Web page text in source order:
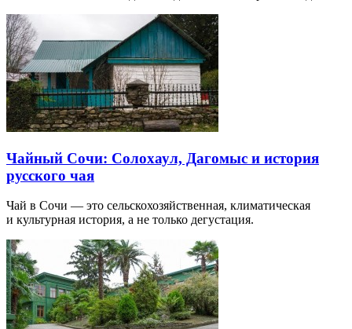
Чайный Сочи: Солохаул, Дагомыс и история
русского чая
Чай в Сочи — это сельскохозяйственная, климатическая
и культурная история, а не только дегустация.